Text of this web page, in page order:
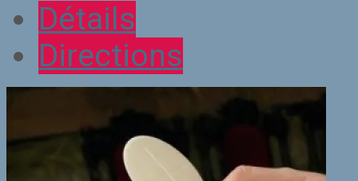
Détails
Directions